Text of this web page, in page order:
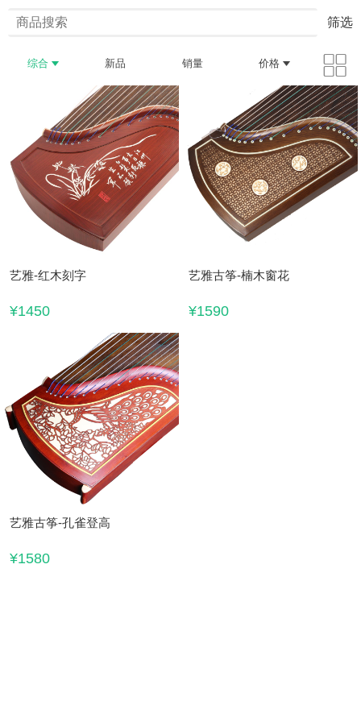
筛选
综合 新品 销量 价格
艺雅-红木刻字
¥1450
艺雅古筝-楠木窗花
¥1590
艺雅古筝-孔雀登高
¥1580